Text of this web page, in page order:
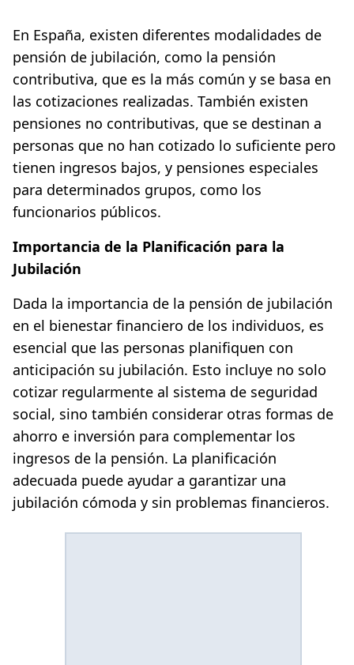
En España, existen diferentes modalidades de
pensión de jubilación, como la pensión
contributiva, que es la más común y se basa en
las cotizaciones realizadas. También existen
pensiones no contributivas, que se destinan a
personas que no han cotizado lo suficiente pero
tienen ingresos bajos, y pensiones especiales
para determinados grupos, como los
funcionarios públicos.
Importancia de la Planificación para la
Jubilación
Dada la importancia de la pensión de jubilación
en el bienestar financiero de los individuos, es
esencial que las personas planifiquen con
anticipación su jubilación. Esto incluye no solo
cotizar regularmente al sistema de seguridad
social, sino también considerar otras formas de
ahorro e inversión para complementar los
ingresos de la pensión. La planificación
adecuada puede ayudar a garantizar una
jubilación cómoda y sin problemas financieros.